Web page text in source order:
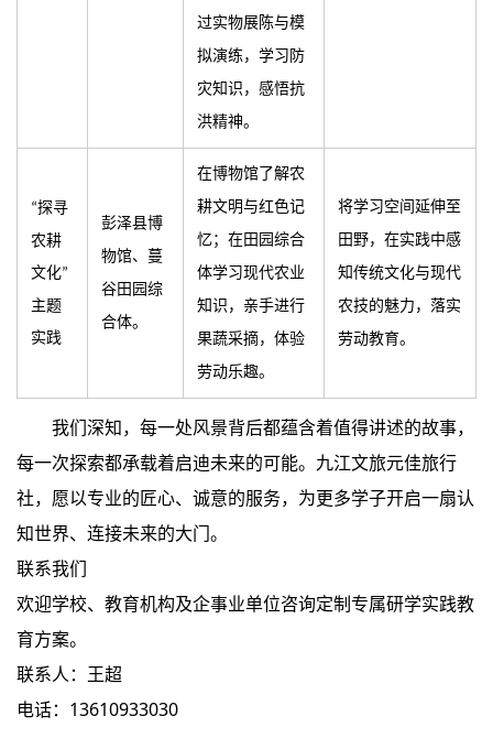
过实物展陈与模
拟演练，学习防
灾知识，感悟抗
洪精神。
“探寻
农耕
文化”
主题
实践
彭泽县博
物馆、蔓
谷田园综
合体。
在博物馆了解农
耕文明与红色记
忆；在田园综合
体学习现代农业
知识，亲手进行
果蔬采摘，体验
劳动乐趣。
将学习空间延伸至
田野，在实践中感
知传统文化与现代
农技的魅力，落实
劳动教育。
我们深知，每一处风景背后都蕴含着值得讲述的故事，
每一次探索都承载着启迪未来的可能。九江文旅元佳旅行
社，愿以专业的匠心、诚意的服务，为更多学子开启一扇认
知世界、连接未来的大门。
联系我们
欢迎学校、教育机构及企事业单位咨询定制专属研学实践教
育方案。
联系人：王超
电话：13610933030